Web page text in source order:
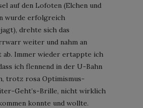
auf den Lofoten (Elchen und
wurde erfolgreich
drehte sich das
weiter und nahm an
ab. Immer wieder ertappte ich
ich flennend in der U-Bahn
trotz rosa Optimismus-
Geht’s-Brille, nicht wirklich
konnte und wollte.